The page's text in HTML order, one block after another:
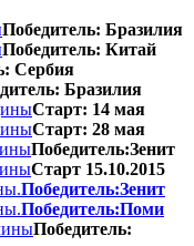
Победитель: Бразилия
Победитель: Китай
Сербия
Бразилия
Старт: 14 мая
Старт: 28 мая
Победитель:Зенит
Старт 15.10.2015
Победитель:Зенит
Победитель:Поми
Победитель: